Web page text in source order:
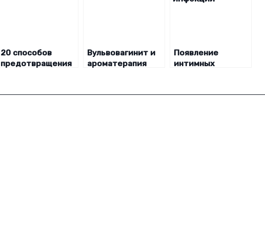
20 способов
предотвращения
необычных
Вульвовагинит и
ароматерапия
Появление
интимных
последствия